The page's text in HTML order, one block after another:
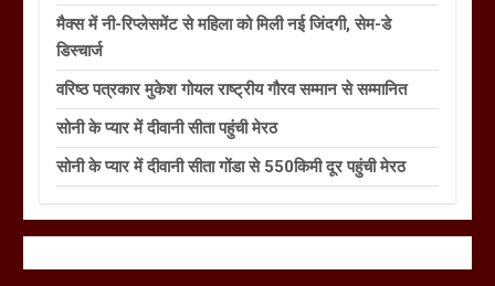
मैक्स में नी-रिप्लेसमेंट से महिला को मिली नई जिंदगी, सेम-डे
डिस्चार्ज
वरिष्ठ पत्रकार मुकेश गोयल राष्ट्रीय गौरव सम्मान से सम्मानित
सोनी के प्यार में दीवानी सीता पहुंची मेरठ
सोनी के प्यार में दीवानी सीता गोंडा से 550किमी दूर पहुंची मेरठ